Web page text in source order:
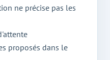
ne précise pas les
proposés dans le